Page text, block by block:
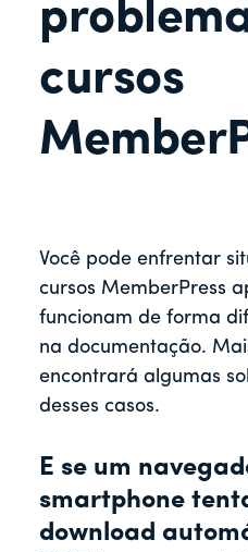
cursos
Você pode enfrentar
cursos MemberPress
funcionam de forma
na documentação.
encontrará algumas
desses casos.
E se um
smartphone
download